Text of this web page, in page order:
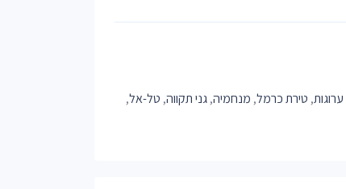
ערוגות, טירת כרמל, מנחמיה,גני תקווה, טל-אל,